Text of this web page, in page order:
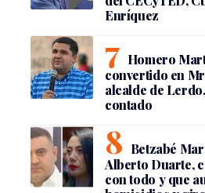
Enríquez
Homero
convertido en
alcalde de
contado
Betzabé
Alberto Duarte,
con todo y que